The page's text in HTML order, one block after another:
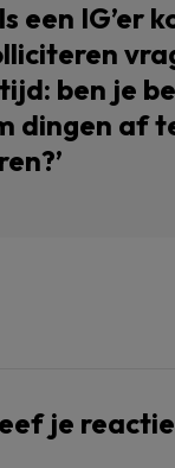
een IG’er
ben je
dingen af
je reactie